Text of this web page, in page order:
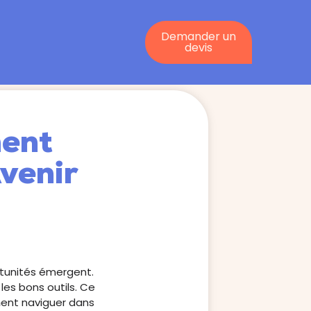
Demander un
devis
émergent.
bons outils. Ce
naviguer dans